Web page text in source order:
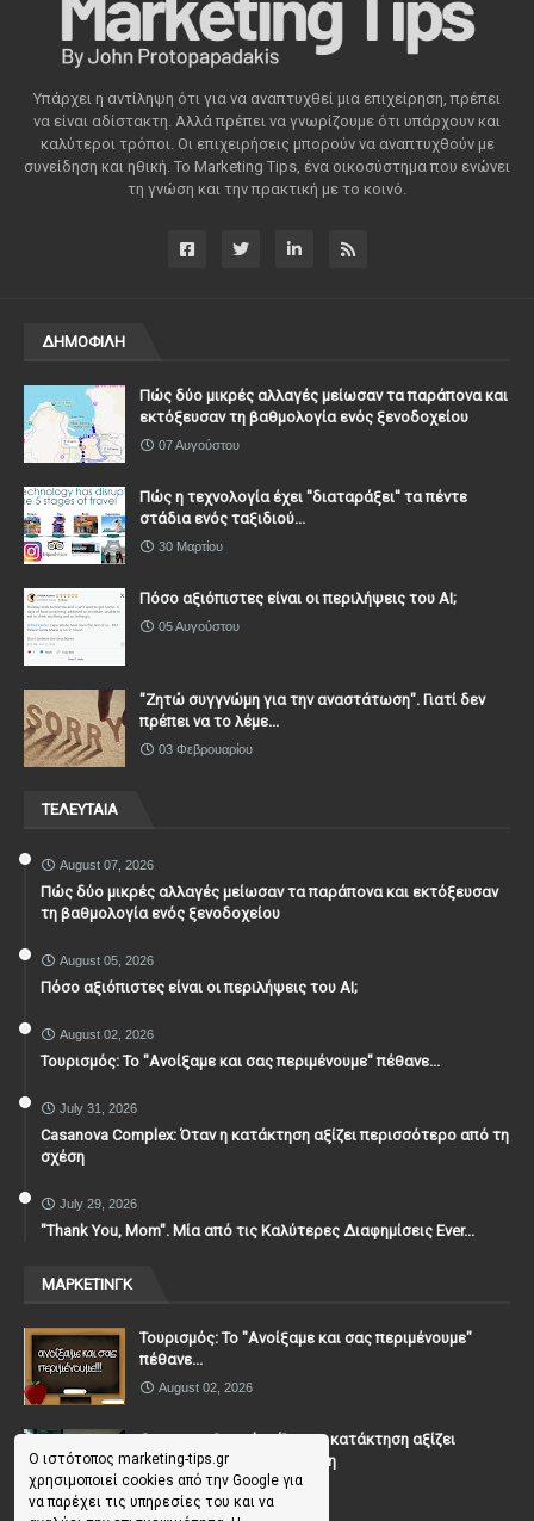
Ο ιστότοπος marketing-tips.gr
χρησιμοποιεί cookies από την Google για
να παρέχει τις υπηρεσίες του και να
Υπάρχει η αντίληψη ότι για να αναπτυχθεί μια επιχείρηση, πρέπει
να είναι αδίστακτη. Αλλά πρέπει να γνωρίζουμε ότι υπάρχουν και
καλύτεροι τρόποι. Οι επιχειρήσεις μπορούν να αναπτυχθούν με
συνείδηση ​​και ηθική. Το Marketing Tips, ένα οικοσύστημα που ενώνει
τη γνώση και την πρακτική με το κοινό.
ΔΗΜΟΦΙΛΗ
Πώς δύο μικρές αλλαγές μείωσαν τα παράπονα και
εκτόξευσαν τη βαθμολογία ενός ξενοδοχείου
07 Αυγούστου
Πώς η τεχνολογία έχει ''διαταράξει'' τα πέντε
στάδια ενός ταξιδιού...
30 Μαρτίου
Πόσο αξιόπιστες είναι οι περιλήψεις του ΑΙ;
05 Αυγούστου
"Ζητώ συγγνώμη για την αναστάτωση". Γιατί δεν
πρέπει να το λέμε...
03 Φεβρουαρίου
ΤΕΛΕΥΤΑΙΑ
August 07, 2026
Πώς δύο μικρές αλλαγές μείωσαν τα παράπονα και εκτόξευσαν
τη βαθμολογία ενός ξενοδοχείου
August 05, 2026
Πόσο αξιόπιστες είναι οι περιλήψεις του ΑΙ;
August 02, 2026
Τουρισμός: Το "Ανοίξαμε και σας περιμένουμε" πέθανε...
July 31, 2026
Casanova Complex: Όταν η κατάκτηση αξίζει περισσότερο από τη
σχέση
July 29, 2026
"Thank You, Mοm". Μία από τις Καλύτερες Διαφημίσεις Ever...
ΜΑΡΚΕΤΙΝΓΚ
Τουρισμός: Το "Ανοίξαμε και σας περιμένουμε"
πέθανε...
August 02, 2026
Casanova Complex: Όταν η κατάκτηση αξίζει
περισσότερο από τη σχέση
July 31, 2026